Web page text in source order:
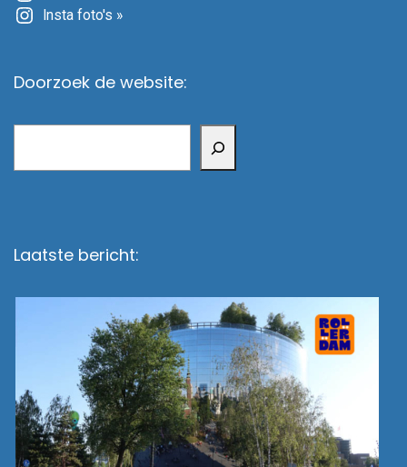
Insta foto's »
Doorzoek de website:
Laatste bericht: